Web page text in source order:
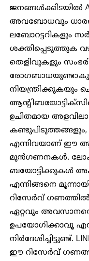
ജനങ്ങൾക്കിടയിൽ
അവബോധവും
ലബോറട്ടറികളും
ശക്തിപ്പെടുത്തുക
തെളിവുകളും
നിയന്ത്രിക്കുകയും
ഉചിതമായ
എന്നിവയാണ് ഈ
മുൻഗണനകൾ.
ബയോട്ടിക്കുകൾ
എന്നിങ്ങനെ മൂന്നായി
റിസേർവ്
ഏറ്റവും
ഉപയോഗിക്കാവൂ
നിർദേശിച്ചിട്ടുണ്ട്.
ഈ റിസേർവ്